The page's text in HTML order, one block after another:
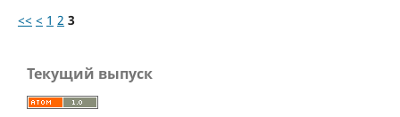
<< < 1 2 3
Текущий выпуск